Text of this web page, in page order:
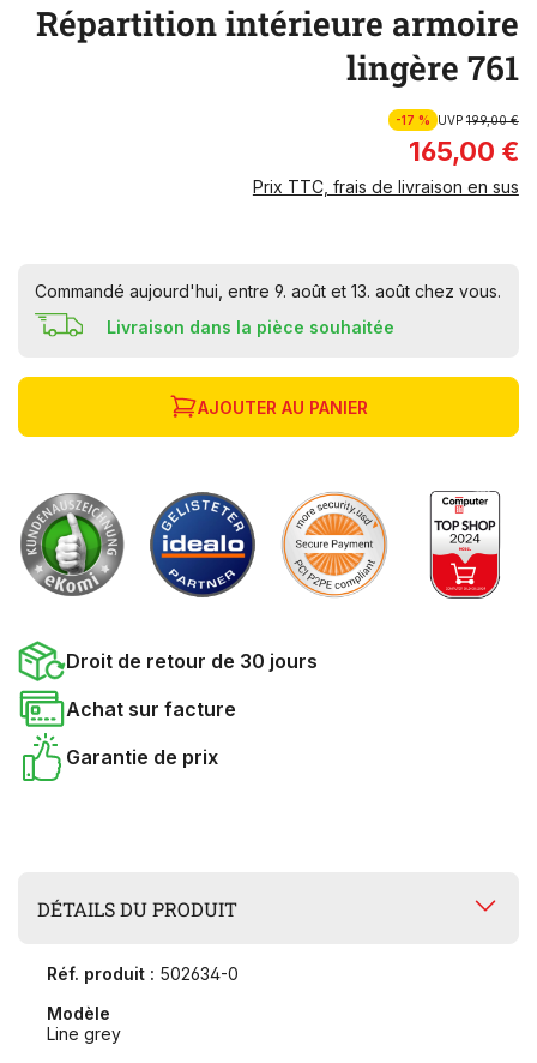
Répartition intérieure armoire
lingère 761
-17 % UVP199,00 €
165,00 €
Prix TTC, frais de livraison en sus
Commandé aujourd'hui, entre 9. août et 13. août chez vous.
Livraison dans la pièce souhaitée
AJOUTER AU PANIER
Droit de retour de 30 jours
Achat sur facture
Garantie de prix
DÉTAILS DU PRODUIT
Réf. produit : 502634-0
Modèle
Line grey